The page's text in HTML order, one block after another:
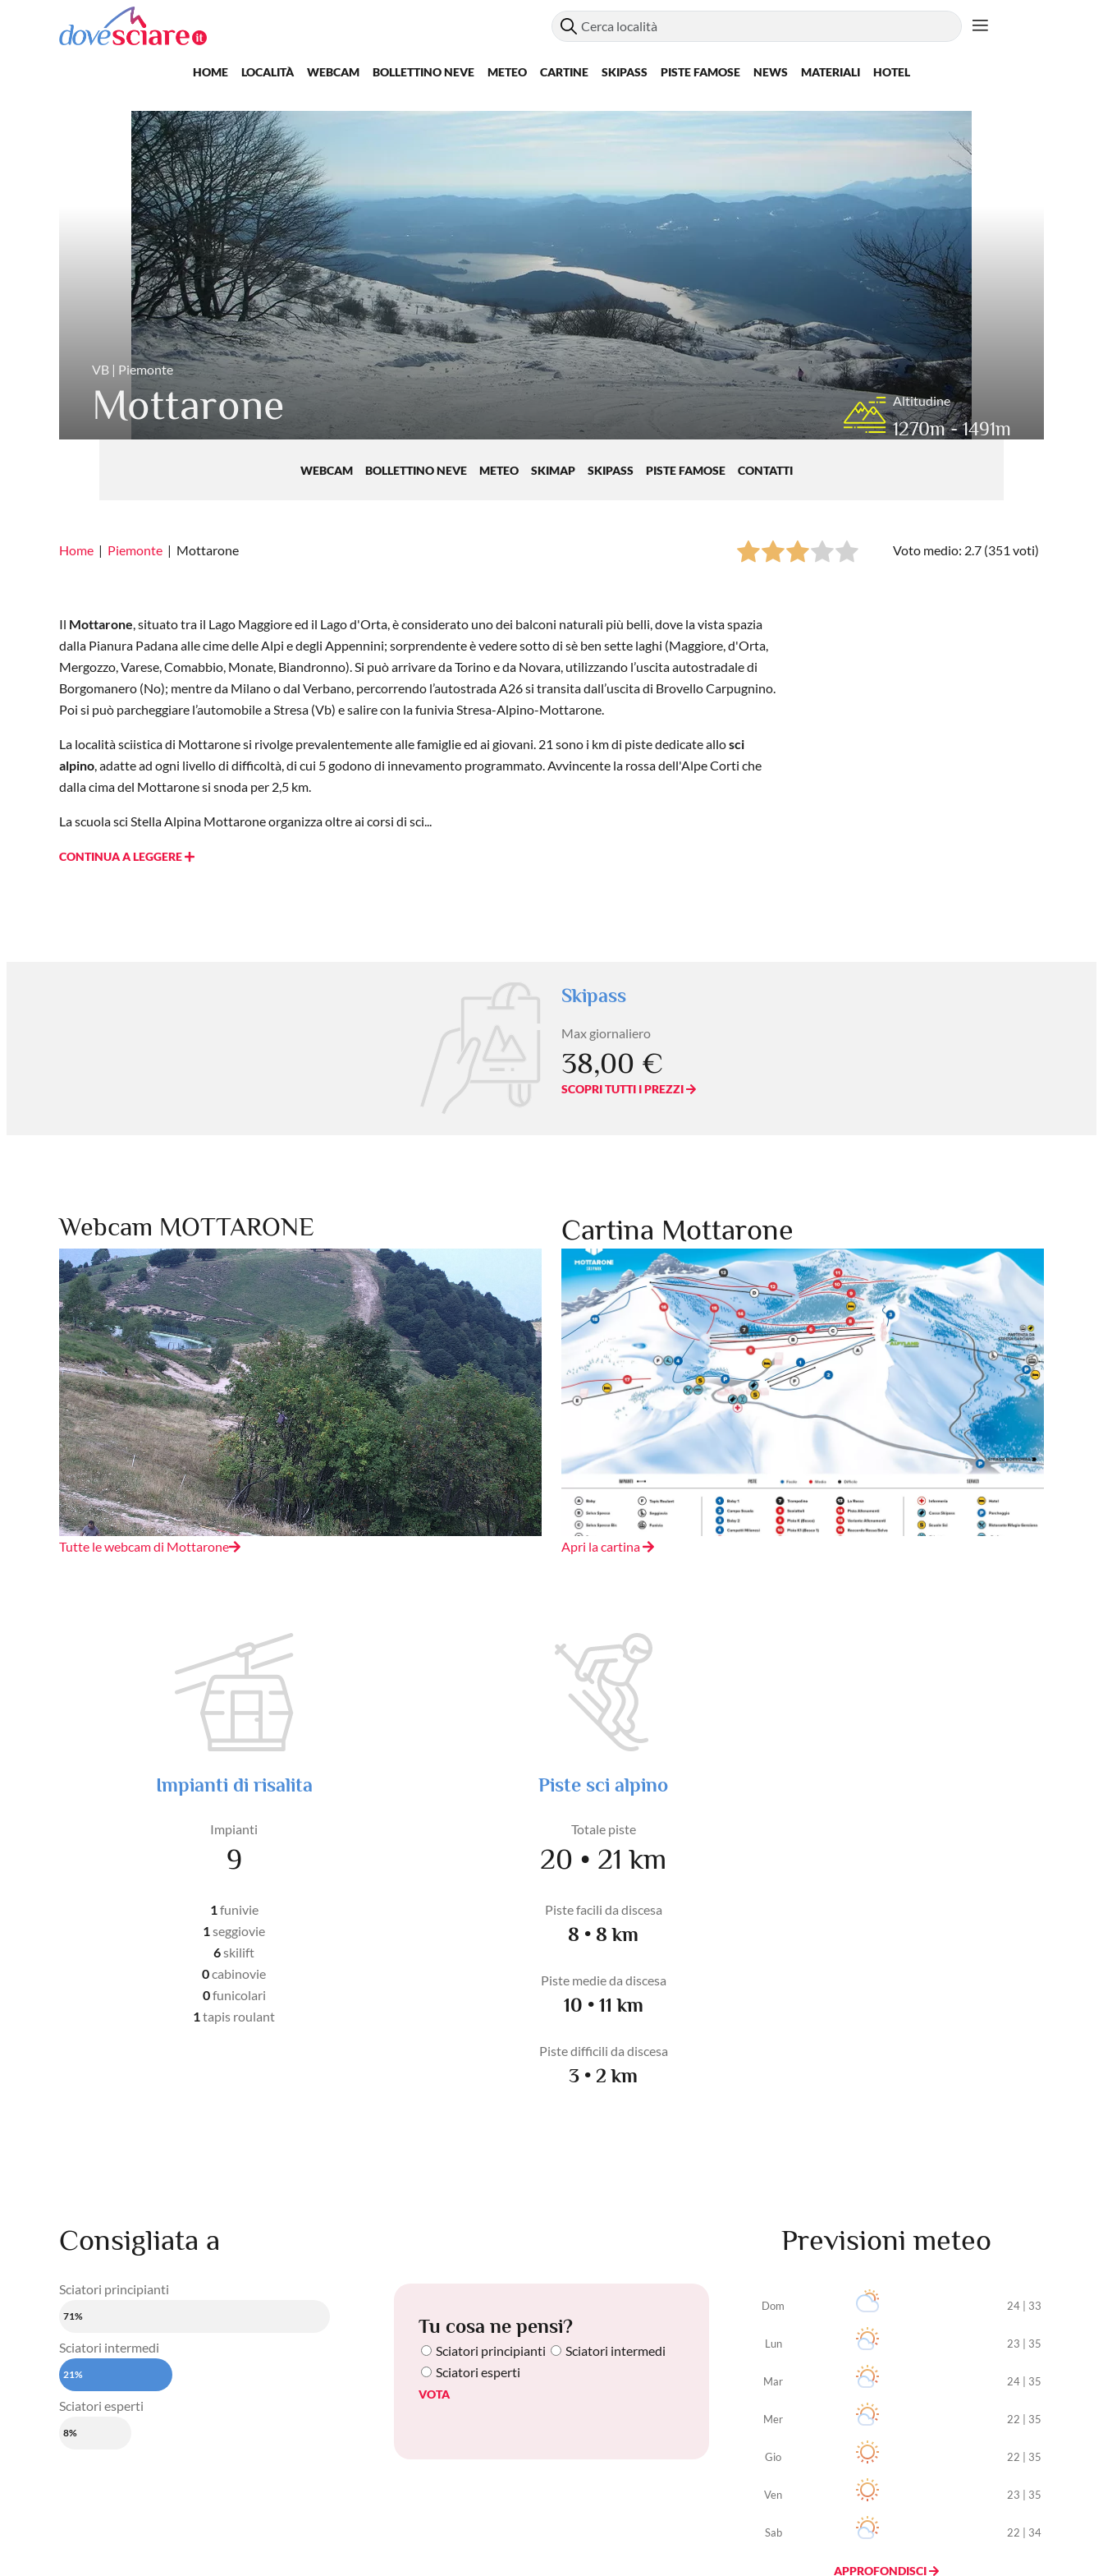
Salta al contenuto principale
Main navigation
HOME LOCALITÀ WEBCAM BOLLETTINO NEVE METEO CARTINE SKIPASS PISTE FAMOSE NEWS MATERIALI HOTEL
VB | Piemonte
Mottarone Altitudine
1270m - 1491m
WEBCAM BOLLETTINO NEVE METEO SKIMAP SKIPASS PISTE FAMOSE CONTATTI
Home Piemonte Mottarone Voto medio: 2.7 (351 voti)
Il Mottarone, situato tra il Lago Maggiore ed il Lago d'Orta, è considerato uno dei balconi naturali più belli, dove la vista spazia
dalla Pianura Padana alle cime delle Alpi e degli Appennini; sorprendente è vedere sotto di sè ben sette laghi (Maggiore, d'Orta,
Mergozzo, Varese, Comabbio, Monate, Biandronno). Si può arrivare da Torino e da Novara, utilizzando l’uscita autostradale di
Borgomanero (No); mentre da Milano o dal Verbano, percorrendo l’autostrada A26 si transita dall’uscita di Brovello Carpugnino.
Poi si può parcheggiare l’automobile a Stresa (Vb) e salire con la funivia Stresa-Alpino-Mottarone.
La località sciistica di Mottarone si rivolge prevalentemente alle famiglie ed ai giovani. 21 sono i km di piste dedicate allosci
alpino, adatte ad ogni livello di difficoltà, di cui 5 godono di innevamento programmato. Avvincente la rossa dell'Alpe Corti che
dalla cima del Mottarone si snoda per 2,5 km.
La scuola sci Stella Alpina Mottarone organizza oltre ai corsi di sci...
CONTINUA A LEGGERE
Skipass
Max giornaliero
38,00 €
SCOPRI TUTTI I PREZZI
Webcam MOTTARONE
Tutte le webcam di Mottarone
Cartina Mottarone
Apri la cartina
Impianti di risalita
Impianti
9
1funivie
1seggiovie
6skilift
0cabinovie
0funicolari
1tapis roulant
Piste sci alpino
Totale piste
20 • 21 km
Piste facili da discesa
8 • 8 km
Piste medie da discesa
10 • 11 km
Piste difficili da discesa
3 • 2 km
Consigliata a
Sciatori principianti
71%
Sciatori intermedi
21%
Sciatori esperti
8%
Tu cosa ne pensi?
Sciatori principianti
Sciatori intermedi
Sciatori esperti
VOTA
Previsioni meteo
Dom 24 | 33
Lun 23 | 35
Mar 24 | 35
Mer 22 | 35
Gio 22 | 35
Ven 23 | 35
Sab 22 | 34
APPROFONDISCI